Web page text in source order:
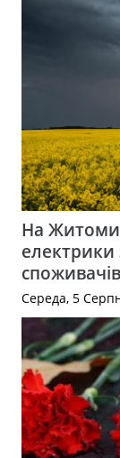
На
електрики
Середа, 5